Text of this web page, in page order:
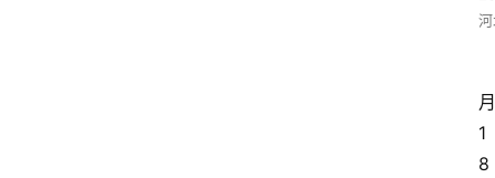
月
1
8